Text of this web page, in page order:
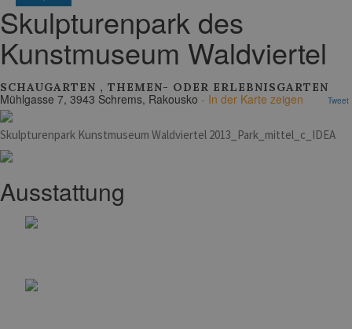
Skulpturenpark des
Kunstmuseum Waldviertel
SCHAUGARTEN , THEMEN- ODER ERLEBNISGARTEN
Mühlgasse 7, 3943 Schrems, Rakousko - In der Karte zeigen Tweet
Skulpturenpark Kunstmuseum Waldviertel 2013_Park_mittel_c_IDEA
Ausstattung